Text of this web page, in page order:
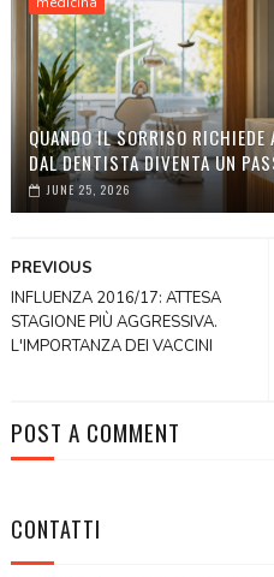
QUANDO IL SORRISO
DAL DENTISTA DIVENTA UN
JUNE 25, 2026
PREVIOUS
INFLUENZA 2016/17: ATTESA
STAGIONE PIÙ AGGRESSIVA.
L'IMPORTANZA DEI VACCINI
POST A COMMENT
CONTATTI